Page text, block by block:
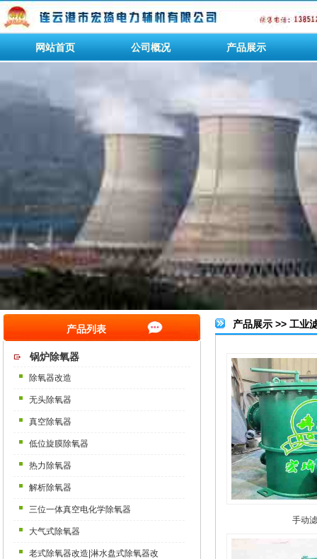
网站首页 公司概况 产品展示
产品列表
锅炉除氧器
除氧器改造
无头除氧器
真空除氧器
低位旋膜除氧器
热力除氧器
解析除氧器
三位一体真空电化学除氧器
大气式除氧器
老式除氧器改造|淋水盘式除氧器改
产品展示 >> 工业
手动